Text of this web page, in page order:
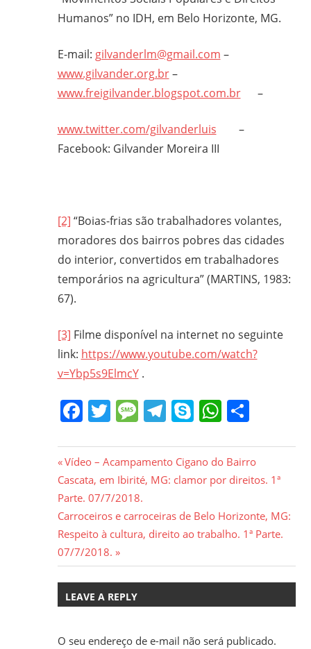
Humanos” no IDH, em Belo Horizonte, MG.
E-mail: gilvanderlm@gmail.com –
www.gilvander.org.br–
www.freigilvander.blogspot.com.br–
www.twitter.com/gilvanderluis –
Facebook: Gilvander Moreira III
[2] “Boias-frias são trabalhadores volantes,
moradores dos bairros pobres das cidades
do interior, convertidos em trabalhadores
temporários na agricultura” (MARTINS, 1983:
67).
[3] Filme disponível na internet no seguinte
link: https://www.youtube.com/watch?
v=Ybp5s9ElmcY.
Facebook
Twitter
Message
Telegram
SkypeShare
Navegação
de
Post
Previous
Post:
Vídeo – Acampamento Cigano do Bairro
Cascata, em Ibirité, MG: clamor por direitos. 1ª
Parte. 07/7/2018.
Next
Post:
Carroceiros e carroceiras de Belo Horizonte, MG:
Respeito à cultura, direito ao trabalho. 1ª Parte.
07/7/2018.
LEAVE A REPLY
O seu endereço de e-mail não será publicado.